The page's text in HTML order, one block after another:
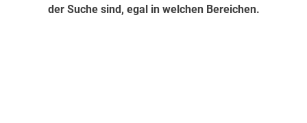
der Suche sind, egal in welchen Bereichen.